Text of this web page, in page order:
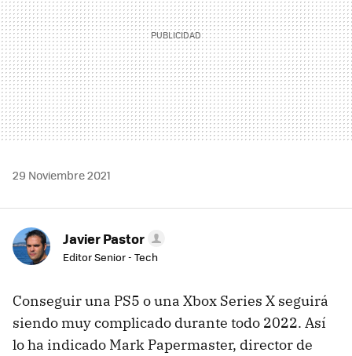
29 Noviembre 2021
Javier Pastor
Editor Senior - Tech
Conseguir una PS5 o una Xbox Series X seguirá
siendo muy complicado durante todo 2022. Así
lo ha indicado Mark Papermaster, director de